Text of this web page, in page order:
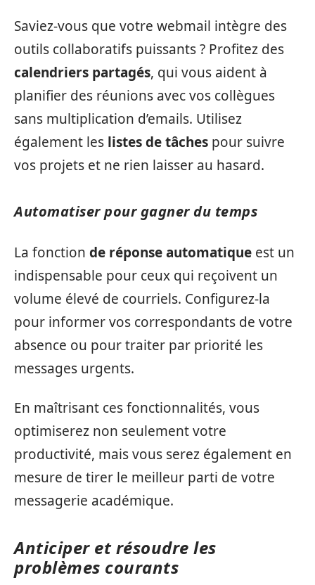
Saviez-vous que votre webmail intègre des
outils collaboratifs puissants ? Profitez des
calendriers partagés, qui vous aident à
planifier des réunions avec vos collègues
sans multiplication d’emails. Utilisez
également les listes de tâches pour suivre
vos projets et ne rien laisser au hasard.
Automatiser pour gagner du temps
La fonction de réponse automatique est un
indispensable pour ceux qui reçoivent un
volume élevé de courriels. Configurez-la
pour informer vos correspondants de votre
absence ou pour traiter par priorité les
messages urgents.
En maîtrisant ces fonctionnalités, vous
optimiserez non seulement votre
productivité, mais vous serez également en
mesure de tirer le meilleur parti de votre
messagerie académique.
Anticiper et résoudre les
problèmes courants